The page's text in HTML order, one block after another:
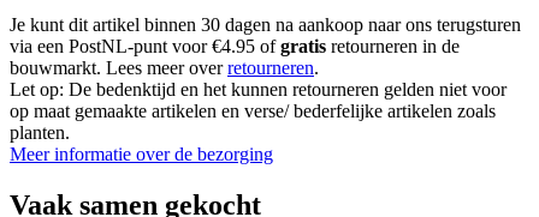
Je kunt dit artikel binnen 30 dagen na aankoop naar ons terugsturen
via een PostNL-punt voor €4.95 ofgratis retourneren in de
bouwmarkt. Lees meer overretourneren.
Let op: De bedenktijd en het kunnen retourneren gelden niet voor
op maat gemaakte artikelen en verse/ bederfelijke artikelen zoals
planten.
Meer informatie over de bezorging
Vaak samen gekocht